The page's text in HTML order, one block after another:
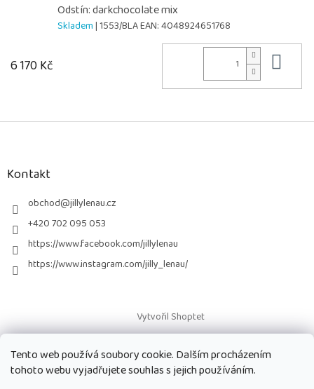
Tento web používá soubory cookie. Dalším procházením
tohoto webu vyjadřujete souhlas s jejich používáním.
Odstín: darkchocolate mix
Skladem| 1553/BLAEAN:4048924651768
6 170 Kč
Z
Kontakt
obchod@jillylenau.cz
+420 702 095 053
https://www.facebook.com/jillylenau
https://www.instagram.com/jilly_lenau/
Vytvořil Shoptet
Copyright 2026Paruky Jilly Lenau s.r.o.. Všechna práva vyhrazena.